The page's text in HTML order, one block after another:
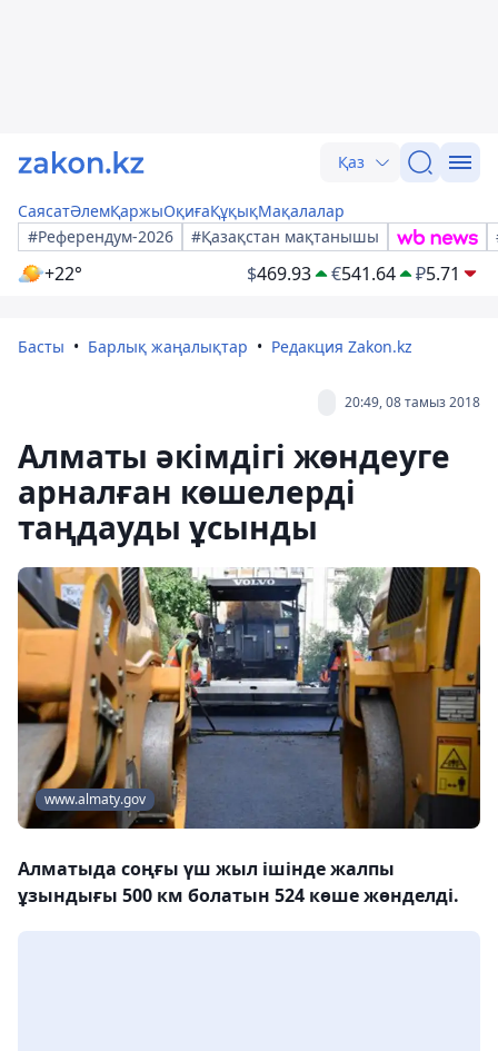
Қаз
СаясатӘлемҚаржыОқиғаҚұқықМақалалар
#Референдум-2026
#Қазақстан мақтанышы
+22° $469.93 €541.64 ₽5.71
Басты Барлық жаңалықтар Редакция Zakon.kz
20:49, 08 тамыз 2018
Алматы әкімдігі жөндеуге
арналған көшелерді
таңдауды ұсынды
www.almaty.gov
Алматыда соңғы үш жыл ішінде жалпы
ұзындығы 500 км болатын 524 көше жөнделді.